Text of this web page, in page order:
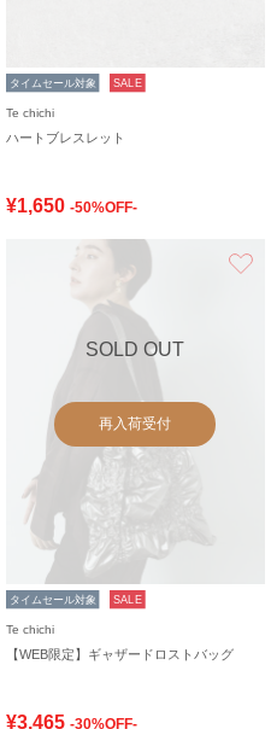
タイムセール対象 SALE
Te chichi
ハートブレスレット
¥1,650 -50%OFF-
SOLD OUT
再入荷受付
タイムセール対象 SALE
Te chichi
【WEB限定】ギャザードロストバッグ
¥3,465 -30%OFF-